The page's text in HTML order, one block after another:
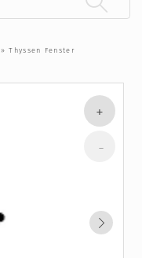
»Thyssen Fenster